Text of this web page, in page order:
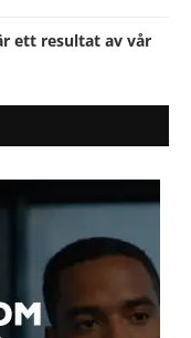
ett resultat av vår